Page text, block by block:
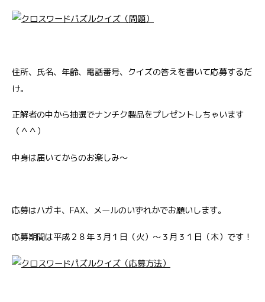
住所、氏名、年齢、電話番号、クイズの答えを書いて応募するだ
け。
正解者の中から抽選でナンチク製品をプレゼントしちゃいます
（＾＾）
中身は届いてからのお楽しみ～
応募はハガキ、FAX、メールのいずれかでお願いします。
応募期間は平成２８年３月１日（火）～３月３１日（木）です！